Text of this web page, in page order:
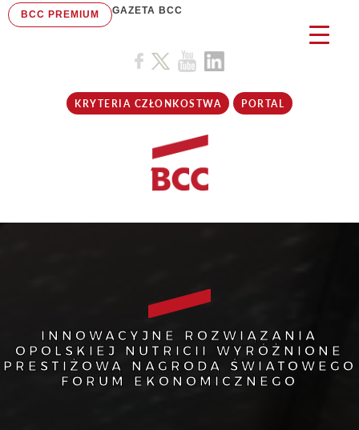
BCC PREMIUM GAZETA BCC
KRYTERIA CZŁONKOSTWA PORTAL
INNOWACYJNE ROZWIĄZANIA
OPOLSKIEJ NUTRICII WYRÓŻNIONE
PRESTIŻOWĄ NAGRODĄ ŚWIATOWEGO
FORUM EKONOMICZNEGO